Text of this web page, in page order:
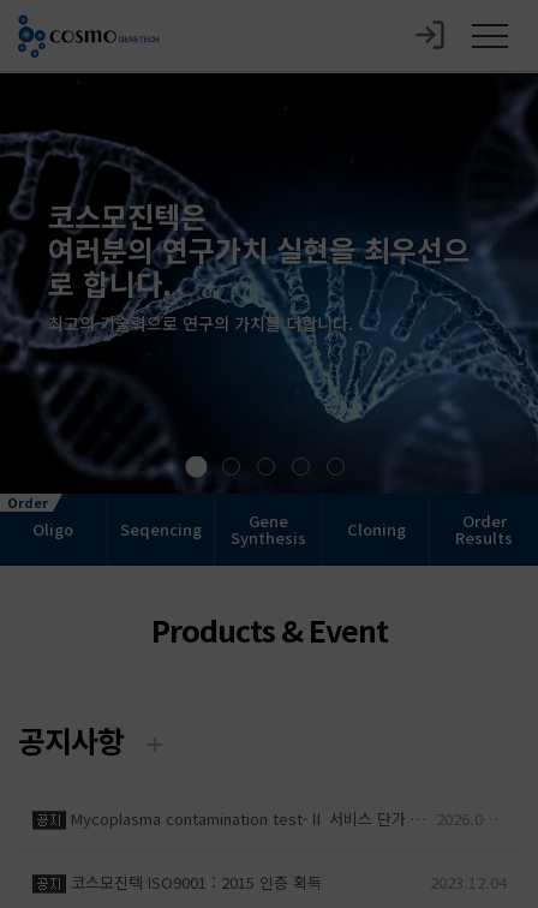
코스모진텍은
여러분의 연구가치 실현을 최우선으
로 합니다.
최고의 기술력으로 연구의 가치를 더합니다.
Oligo Seqencing Gene
Synthesis Cloning Order
Results
Products & Event
공지사항
Mycoplasma contamination test-Ⅱ 서비스 단가 인상 안내 2026.06.16
코스모진텍 ISO9001 : 2015 인증 획득 2023.12.04